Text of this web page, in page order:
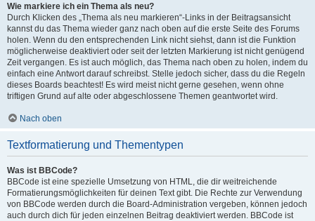
Wie markiere ich ein Thema als neu?
Durch Klicken des „Thema als neu markieren“-Links in der Beitragsansicht
kannst du das Thema wieder ganz nach oben auf die erste Seite des Forums
holen. Wenn du den entsprechenden Link nicht siehst, dann ist die Funktion
möglicherweise deaktiviert oder seit der letzten Markierung ist nicht genügend
Zeit vergangen. Es ist auch möglich, das Thema nach oben zu holen, indem du
einfach eine Antwort darauf schreibst. Stelle jedoch sicher, dass du die Regeln
dieses Boards beachtest! Es wird meist nicht gerne gesehen, wenn ohne
triftigen Grund auf alte oder abgeschlossene Themen geantwortet wird.
Nach oben
Textformatierung und Thementypen
Was ist BBCode?
BBCode ist eine spezielle Umsetzung von HTML, die dir weitreichende
Formatierungsmöglichkeiten für deinen Text gibt. Die Rechte zur Verwendung
von BBCode werden durch die Board-Administration vergeben, können jedoch
auch durch dich für jeden einzelnen Beitrag deaktiviert werden. BBCode ist